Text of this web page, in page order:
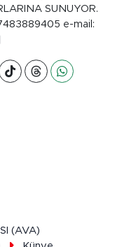
SUNUYOR.
e-mail:
(AVA)